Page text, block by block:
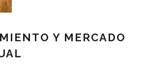
Y MERCADO